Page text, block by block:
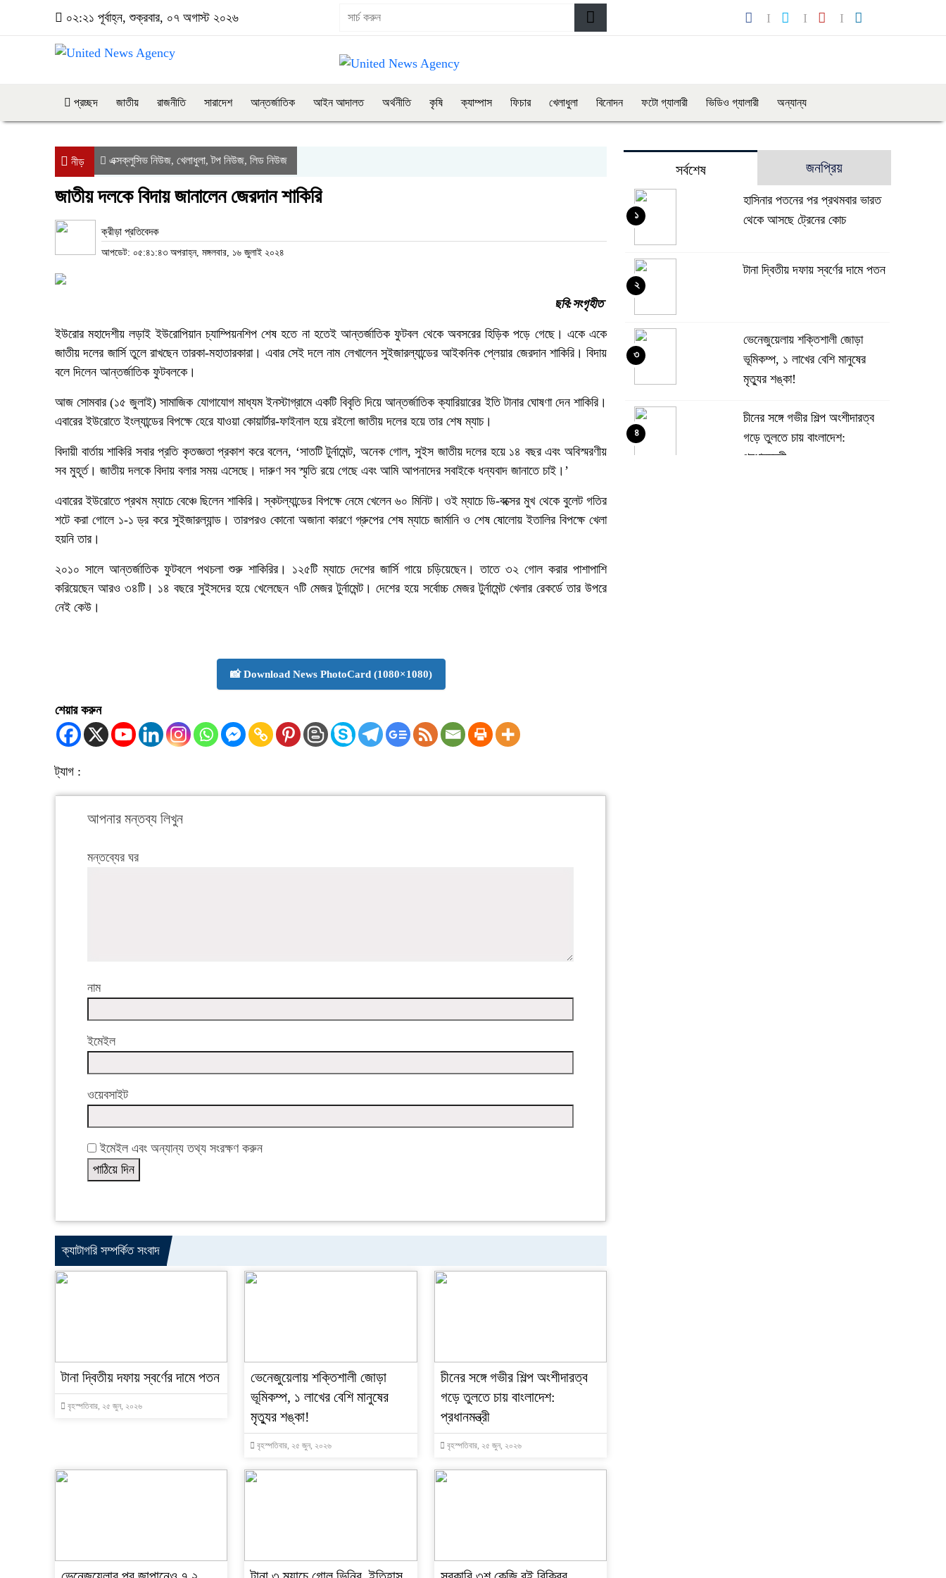
০২:২১ পূর্বাহ্ন, শুক্রবার, ০৭ অগাস্ট ২০২৬
প্রচ্ছদ জাতীয় রাজনীতি সারাদেশ আন্তর্জাতিক আইন আদালত অর্থনীতি কৃষি ক্যাম্পাস ফিচার খেলাধুলা বিনোদন ফটো গ্যালারী ভিডিও গ্যালারী অন্যান্য
নীড় এক্সক্লুসিভ নিউজ, খেলাধুলা,টপ নিউজ, লিড নিউজ
জাতীয় দলকে বিদায় জানালেন জেরদান শাকিরি
ক্রীড়া প্রতিবেদক
আপডেট: ০৫:৪১:৪৩ অপরাহ্ন, মঙ্গলবার, ১৬ জুলাই ২০২৪
ছবি:সংগৃহীত
ইউরোর মহাদেশীয় লড়াই ইউরোপিয়ান চ্যাম্পিয়নশিপ শেষ হতে না হতেই আন্তর্জাতিক ফুটবল থেকে অবসরের হিড়িক পড়ে গেছে। একে একে
জাতীয় দলের জার্সি তুলে রাখছেন তারকা-মহাতারকারা। এবার সেই দলে নাম লেখালেন সুইজারল্যান্ডের আইকনিক প্লেয়ার জেরদান শাকিরি। বিদায়
বলে দিলেন আন্তর্জাতিক ফুটবলকে।
আজ সোমবার (১৫ জুলাই) সামাজিক যোগাযোগ মাধ্যম ইনস্টাগ্রামে একটি বিবৃতি দিয়ে আন্তর্জাতিক ক্যারিয়ারের ইতি টানার ঘোষণা দেন শাকিরি।
এবারের ইউরোতে ইংল্যান্ডের বিপক্ষে হেরে যাওয়া কোয়ার্টার-ফাইনাল হয়ে রইলো জাতীয় দলের হয়ে তার শেষ ম্যাচ।
বিদায়ী বার্তায় শাকিরি সবার প্রতি কৃতজ্ঞতা প্রকাশ করে বলেন, ‘সাতটি টুর্নামেন্ট, অনেক গোল, সুইস জাতীয় দলের হয়ে ১৪ বছর এবং অবিস্মরণীয়
সব মুহূর্ত। জাতীয় দলকে বিদায় বলার সময় এসেছে। দারুণ সব স্মৃতি রয়ে গেছে এবং আমি আপনাদের সবাইকে ধন্যবাদ জানাতে চাই।’
এবারের ইউরোতে প্রথম ম্যাচে বেঞ্চে ছিলেন শাকিরি। স্কটল্যান্ডের বিপক্ষে নেমে খেলেন ৬০ মিনিট। ওই ম্যাচে ডি-বক্সের মুখ থেকে বুলেট গতির
শটে করা গোলে ১-১ ড্র করে সুইজারল্যান্ড। তারপরও কোনো অজানা কারণে গ্রুপের শেষ ম্যাচে জার্মানি ও শেষ ষোলোয় ইতালির বিপক্ষে খেলা
হয়নি তার।
২০১০ সালে আন্তর্জাতিক ফুটবলে পথচলা শুরু শাকিরির। ১২৫টি ম্যাচে দেশের জার্সি গায়ে চড়িয়েছেন। তাতে ৩২ গোল করার পাশাপাশি
করিয়েছেন আরও ৩৪টি। ১৪ বছরে সুইসদের হয়ে খেলেছেন ৭টি মেজর টুর্নামেন্ট। দেশের হয়ে সর্বোচ্চ মেজর টুর্নামেন্ট খেলার রেকর্ডে তার উপরে
নেই কেউ।
📸 Download News PhotoCard (1080×1080)
শেয়ার করুন
ট্যাগ :
আপনার মন্তব্য লিখুন
মন্তব্যের ঘর
নাম
ইমেইল
ওয়েবসাইট
ইমেইল এবং অন্যান্য তথ্য সংরক্ষণ করুন
ক্যাটাগরি সম্পর্কিত সংবাদ
টানা দ্বিতীয় দফায় স্বর্ণের দামে পতন
বৃহস্পতিবার, ২৫ জুন, ২০২৬
ভেনেজুয়েলায় শক্তিশালী জোড়া
ভূমিকম্প, ১ লাখের বেশি মানুষের
মৃত্যুর শঙ্কা!
বৃহস্পতিবার, ২৫ জুন, ২০২৬
চীনের সঙ্গে গভীর শিল্প অংশীদারত্ব
গড়ে তুলতে চায় বাংলাদেশ:
প্রধানমন্ত্রী
বৃহস্পতিবার, ২৫ জুন, ২০২৬
সর্বশেষ জনপ্রিয়
হাসিনার পতনের পর প্রথমবার ভারত
থেকে আসছে ট্রেনের কোচ
১
টানা দ্বিতীয় দফায় স্বর্ণের দামে পতন
২
ভেনেজুয়েলায় শক্তিশালী জোড়া
ভূমিকম্প, ১ লাখের বেশি মানুষের
মৃত্যুর শঙ্কা!
৩
চীনের সঙ্গে গভীর শিল্প অংশীদারত্ব
গড়ে তুলতে চায় বাংলাদেশ:
প্রধানমন্ত্রী
৪